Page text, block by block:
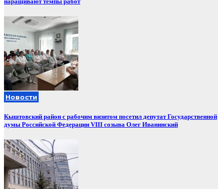
Новости
Кыштовский район с рабочим визитом посетил депутат Государственной
думы Российской Федерации VIII созыва Олег Иванинский